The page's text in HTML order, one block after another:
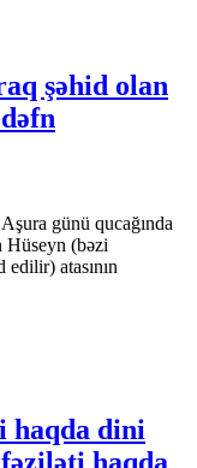
şəhid olan
günü qucağında
Hüseyn (bəzi
atasının
haqda dini
haqda